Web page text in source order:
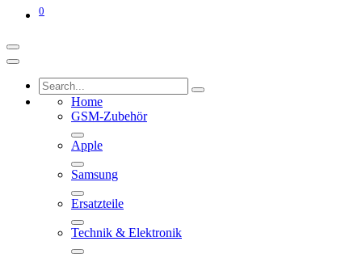
0
Home
GSM-Zubehör
Apple
Samsung
Ersatzteile
Technik & Elektronik